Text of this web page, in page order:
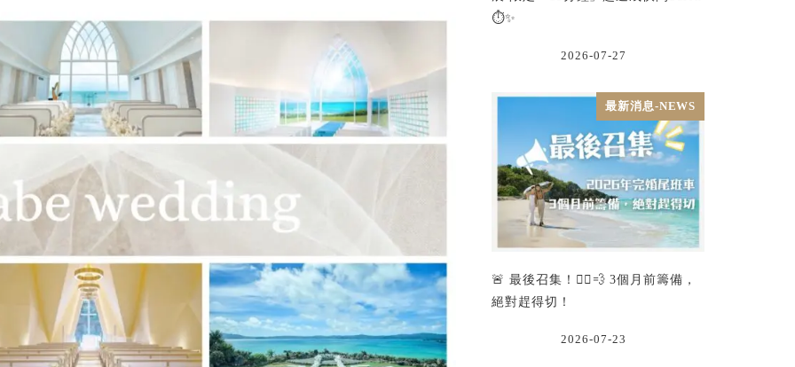
⏱️✨
2026-07-27
最新消息-NEWS
🚨 最後召集！🏃‍♂️💨 3個月前籌備，
絕對趕得切！
2026-07-23